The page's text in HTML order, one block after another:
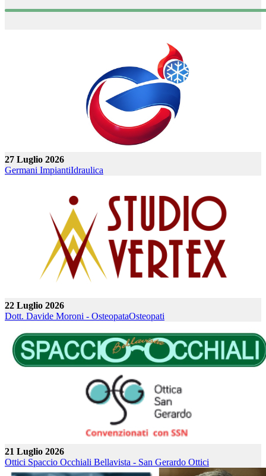
27 Luglio 2026
Germani ImpiantiIdraulica
22 Luglio 2026
Dott. Davide Moroni - OsteopataOsteopati
21 Luglio 2026
Ottici Spaccio Occhiali Bellavista - San Gerardo Ottici